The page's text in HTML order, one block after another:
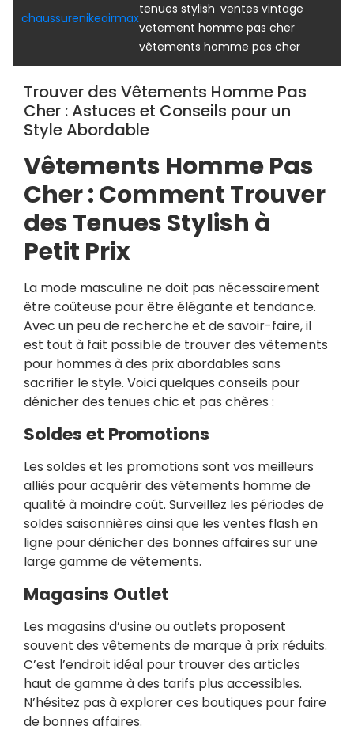
chaussurenikeairmax
tenues stylish ventes vintage
vetement homme pas cher
vêtements homme pas cher
Trouver des Vêtements Homme Pas
Cher : Astuces et Conseils pour un
Style Abordable
Vêtements Homme Pas
Cher : Comment Trouver
des Tenues Stylish à
Petit Prix
La mode masculine ne doit pas nécessairement
être coûteuse pour être élégante et tendance.
Avec un peu de recherche et de savoir-faire, il
est tout à fait possible de trouver des vêtements
pour hommes à des prix abordables sans
sacrifier le style. Voici quelques conseils pour
dénicher des tenues chic et pas chères :
Soldes et Promotions
Les soldes et les promotions sont vos meilleurs
alliés pour acquérir des vêtements homme de
qualité à moindre coût. Surveillez les périodes de
soldes saisonnières ainsi que les ventes flash en
ligne pour dénicher des bonnes affaires sur une
large gamme de vêtements.
Magasins Outlet
Les magasins d’usine ou outlets proposent
souvent des vêtements de marque à prix réduits.
C’est l’endroit idéal pour trouver des articles
haut de gamme à des tarifs plus accessibles.
N’hésitez pas à explorer ces boutiques pour faire
de bonnes affaires.